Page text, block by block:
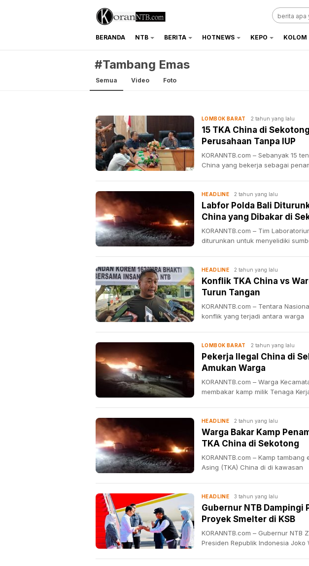
koranntb.com
BERANDA NTB BERITA HOTNEWS KEPO KOLOM
#Tambang Emas
Semua Video Foto
LOMBOK BARAT 2 tahun yang lalu
15 TKA China di
Perusahaan Tanpa IUP
KORANNTB.com – Sebanyak 15
China yang bekerja sebagai
HEADLINE 2 tahun yang lalu
Labfor Polda Bali
China yang Dibakar di
KORANNTB.com – Tim
diturunkan untuk menyelidiki
HEADLINE 2 tahun yang lalu
Konflik TKA China vs
Turun Tangan
KORANNTB.com – Tentara
konflik yang terjadi antara warga
LOMBOK BARAT 2 tahun yang lalu
Pekerja Ilegal China di
Amukan Warga
KORANNTB.com – Warga
membakar kamp milik Tenaga
HEADLINE 2 tahun yang lalu
Warga Bakar Kamp
TKA China di Sekotong
KORANNTB.com – Kamp
Asing (TKA) China di di kawasan
HEADLINE 3 tahun yang lalu
Gubernur NTB Dampingi
Proyek Smelter di KSB
KORANNTB.com – Gubernur NTB
Presiden Republik Indonesia Joko